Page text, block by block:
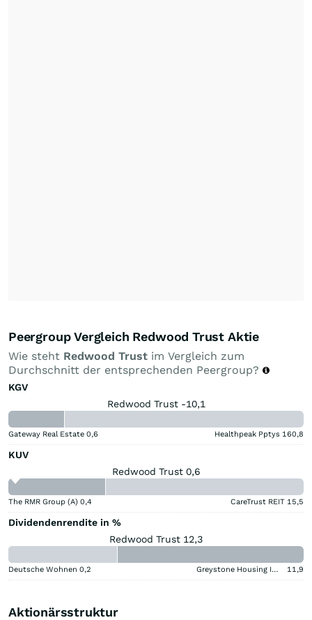
Peergroup Vergleich Redwood Trust Aktie
Wie steht Redwood Trust im Vergleich zum
Durchschnitt der entsprechenden Peergroup?
KGV
Redwood Trust -10,1
Gateway Real Estate 0,6 Healthpeak Pptys 160,8
KUV
Redwood Trust 0,6
The RMR Group (A) 0,4 CareTrust REIT 15,5
Dividendenrendite in %
Redwood Trust 12,3
Deutsche Wohnen 0,2 Greystone Housing Impact Investors LP Benef Unit Cert 11,9
Aktionärsstruktur